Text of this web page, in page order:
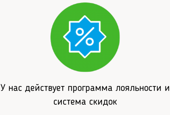
У нас действует программа лояльности и
система скидок